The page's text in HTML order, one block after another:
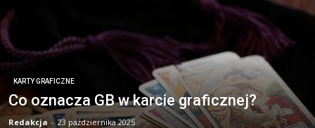
KARTY GRAFICZNE
Co oznacza GB w karcie graficznej?
Redakcja - 23 października 2025